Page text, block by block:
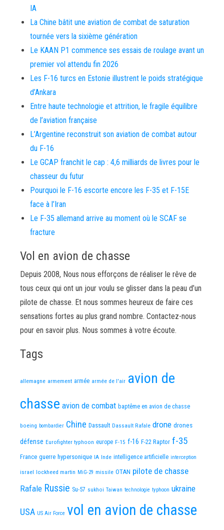
IA
La Chine bâtit une aviation de combat de saturation
tournée vers la sixième génération
Le KAAN P1 commence ses essais de roulage avant un
premier vol attendu fin 2026
Les F-16 turcs en Estonie illustrent le poids stratégique
d’Ankara
Entre haute technologie et attrition, le fragile équilibre
de l’aviation française
L’Argentine reconstruit son aviation de combat autour
du F-16
Le GCAP franchit le cap : 4,6 milliards de livres pour le
chasseur du futur
Pourquoi le F-16 escorte encore les F-35 et F-15E
face à l’Iran
Le F-35 allemand arrive au moment où le SCAF se
fracture
Vol en avion de chasse
Depuis 2008, Nous nous efforçons de réaliser le rêve de
tous ceux qui ont un jour voulu se glisser dans la peau d’un
pilote de chasse. Et nous sommes heureux de faire ces
sensations fortes au plus grand nombre. Contactez-nous
pour en savoir plus. Nous sommes à votre écoute.
Tags
allemagne armement armée armée de l'air avion de
chasse avion de combat baptême en avion de chasse
boeing bombardier Chine Dassault Dassault Rafale drone drones
défense Eurofighter typhoon europe F-15 f-16 F-22 Raptor f-35
France guerre hypersonique IA Inde intelligence artificielle interception
israel lockheed martin MiG-29 missile OTAN pilote de chasse
Rafale Russie Su-57 sukhoi Taiwan technologie typhoon ukraine
USA US Air Force vol en avion de chasse